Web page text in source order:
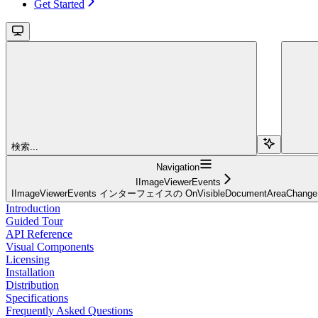
Get Started
検索...
Navigation
IImageViewerEvents
IImageViewerEvents インターフェイスの
Introduction
Guided Tour
API Reference
Visual Components
Licensing
Installation
Distribution
Specifications
Frequently Asked Questions